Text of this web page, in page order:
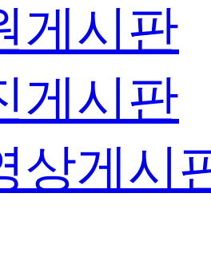
게시판
게시판
상게시